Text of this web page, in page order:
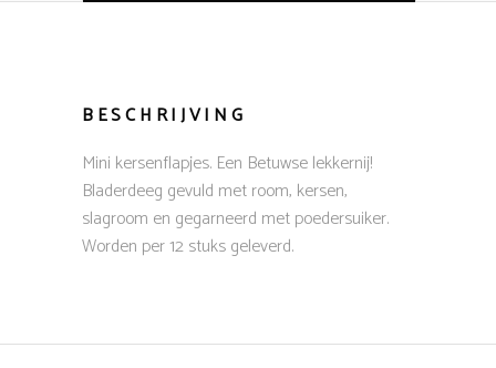
BESCHRIJVING
Mini kersenflapjes. Een Betuwse lekkernij!
Bladerdeeg gevuld met room, kersen,
slagroom en gegarneerd met poedersuiker.
Worden per 12 stuks geleverd.